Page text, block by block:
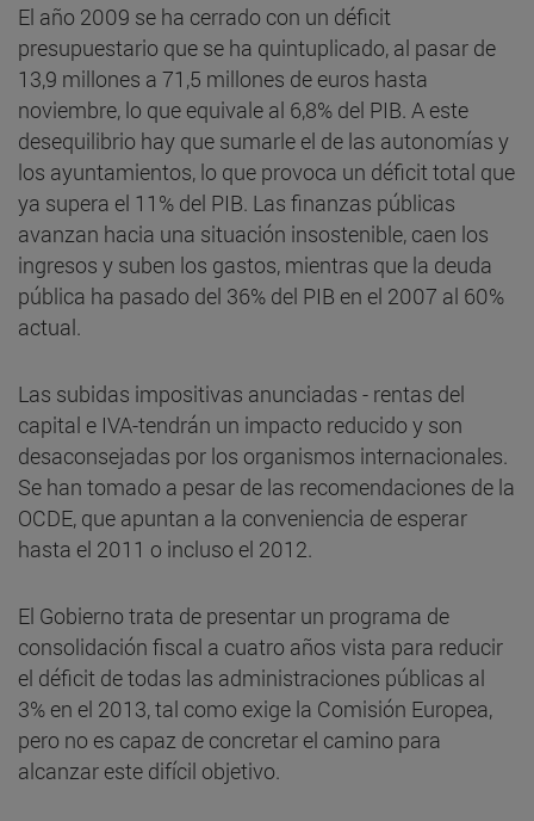
El año 2009 se ha cerrado con un déficit
presupuestario que se ha quintuplicado, al pasar de
13,9 millones a 71,5 millones de euros hasta
noviembre, lo que equivale al 6,8% del PIB. A este
desequilibrio hay que sumarle el de las autonomías y
los ayuntamientos, lo que provoca un déficit total que
ya supera el 11% del PIB. Las finanzas públicas
avanzan hacia una situación insostenible, caen los
ingresos y suben los gastos, mientras que la deuda
pública ha pasado del 36% del PIB en el 2007 al 60%
actual.
Las subidas impositivas anunciadas - rentas del
capital e IVA-tendrán un impacto reducido y son
desaconsejadas por los organismos internacionales.
Se han tomado a pesar de las recomendaciones de la
OCDE, que apuntan a la conveniencia de esperar
hasta el 2011 o incluso el 2012.
El Gobierno trata de presentar un programa de
consolidación fiscal a cuatro años vista para reducir
el déficit de todas las administraciones públicas al
3% en el 2013, tal como exige la Comisión Europea,
pero no es capaz de concretar el camino para
alcanzar este difícil objetivo.